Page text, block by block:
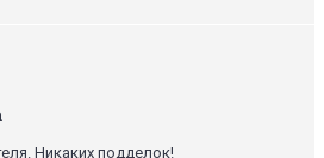
Никаких подделок!